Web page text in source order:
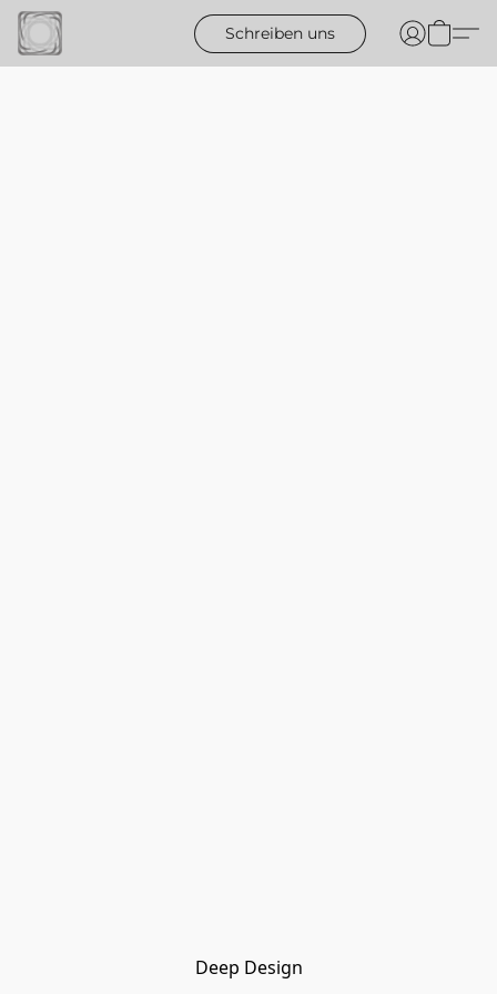
Schreiben uns
Deep Design